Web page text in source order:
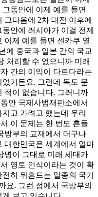
동안에 이제 예를 들면
다음에 2차 대전 이후에
안에 러시아가 이걸 전제
이제 예를 들면 센카쿠 열
에 중국과 일본 간의 국교
처리할 수 없으니까 미래
간의 이익이 다르다라는
거든요. 그런데 독도 문
적이 없습니다. 그러니까
안 국제사법재판소에서
고 가려고 했는데 우리
이 문제는 한 번도 흔들
방부의 교재에서 더구나
대한민국은 세계에서 얼마
병이 그대로 미래 세대가
영토 인식이라는 것이 확
히 뒤흔드는 일종의 국기
요. 그런 점에서 국방부의